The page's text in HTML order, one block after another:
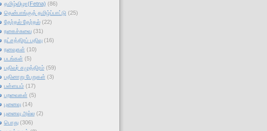
தமிழ்விழா(Fetna) (86)
தென்பாங்குத் தமிழ்ப்பாட்டு (25)
தேர்தல் தேர்தல் (22)
நகைச்சுவை (31)
நட்சத்திரப் பதிவு (16)
நனவுகள் (10)
படங்கள் (5)
பதிவர் சமுத்திரம் (59)
பதினாறு பேறுகள் (3)
பள்ளயம் (17)
பறவைகள் (5)
புனைவு (14)
புனைவு அல்ல (2)
பொது (306)